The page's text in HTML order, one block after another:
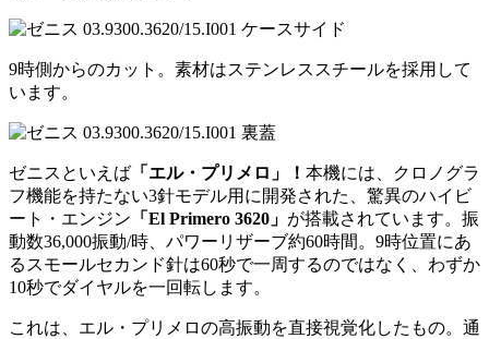
9時側からのカット。素材はステンレススチールを採用して
います。
ゼニスといえば 「エル・プリメロ」！ 本機には、クロノグラ
フ機能を持たない3針モデル用に開発された、驚異のハイビ
ート・エンジン 「El Primero 3620」 が搭載されています。振
動数36,000振動/時、パワーリザーブ約60時間。9時位置にあ
るスモールセカンド針は60秒で一周するのではなく、わずか
10秒でダイヤルを一回転します。
これは、エル・プリメロの高振動を直接視覚化したもの。通